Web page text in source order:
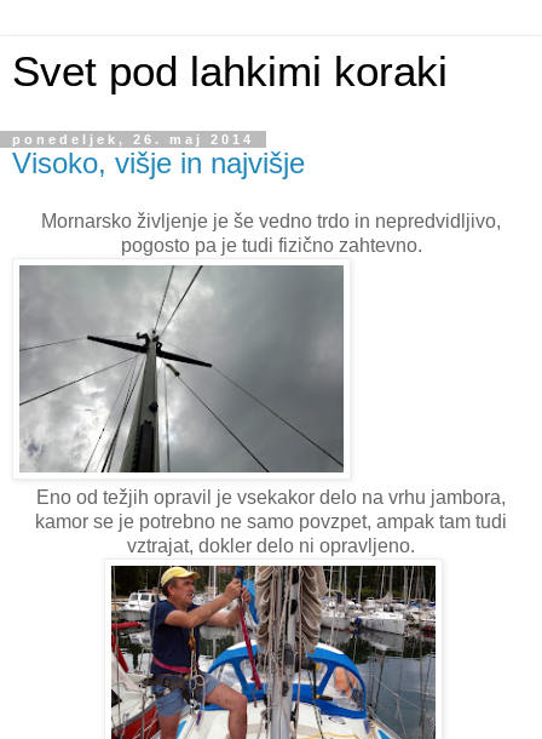
Svet pod lahkimi koraki
ponedeljek, 26. maj 2014
Visoko, višje in najvišje
Mornarsko življenje je še vedno trdo in nepredvidljivo,
pogosto pa je tudi fizično zahtevno.
Eno od težjih opravil je vsekakor delo na vrhu jambora,
kamor se je potrebno ne samo povzpet, ampak tam tudi
vztrajat, dokler delo ni opravljeno.